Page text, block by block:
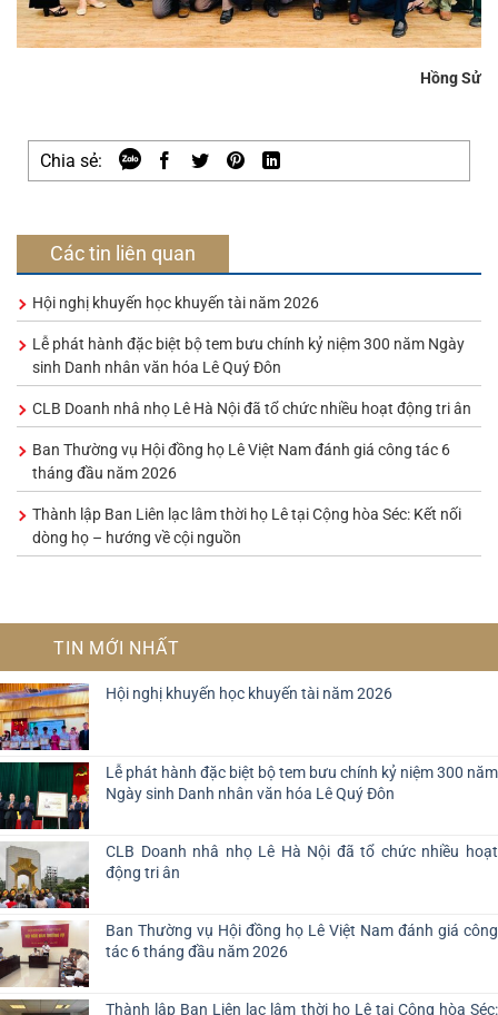
Hồng Sử
Chia sẻ:
Các tin liên quan
Hội nghị khuyến học khuyến tài năm 2026
Lễ phát hành đặc biệt bộ tem bưu chính kỷ niệm 300 năm Ngày
sinh Danh nhân văn hóa Lê Quý Đôn
CLB Doanh nhâ nhọ Lê Hà Nội đã tổ chức nhiều hoạt động tri ân
Ban Thường vụ Hội đồng họ Lê Việt Nam đánh giá công tác 6
tháng đầu năm 2026
Thành lập Ban Liên lạc lâm thời họ Lê tại Cộng hòa Séc: Kết nối
dòng họ – hướng về cội nguồn
TIN MỚI NHẤT
Hội nghị khuyến học khuyến tài năm 2026
Lễ phát hành đặc biệt bộ tem bưu chính kỷ niệm 300 năm
Ngày sinh Danh nhân văn hóa Lê Quý Đôn
CLB Doanh nhâ nhọ Lê Hà Nội đã tổ chức nhiều hoạt
động tri ân
Ban Thường vụ Hội đồng họ Lê Việt Nam đánh giá công
tác 6 tháng đầu năm 2026
Thành lập Ban Liên lạc lâm thời họ Lê tại Cộng hòa Séc: